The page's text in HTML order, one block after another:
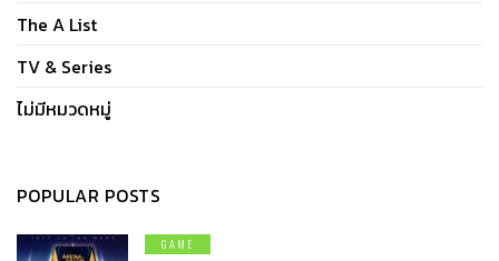
The A List
TV & Series
ไม่มีหมวดหมู่
POPULAR POSTS
GAME